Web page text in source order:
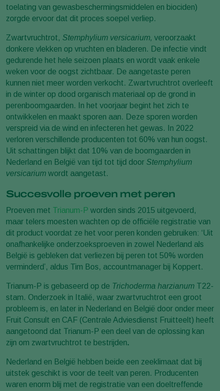
toelating van gewasbeschermingsmiddelen en biociden)
zorgde ervoor dat dit proces soepel verliep.
Zwartvruchtrot, Stemphylium versicarium, veroorzaakt
donkere vlekken op vruchten en bladeren. De infectie vindt
gedurende het hele seizoen plaats en wordt vaak enkele
weken voor de oogst zichtbaar. De aangetaste peren
kunnen niet meer worden verkocht. Zwartvruchtrot overleeft
in de winter op dood organisch materiaal op de grond in
perenboomgaarden. In het voorjaar begint het zich te
ontwikkelen en maakt sporen aan. Deze sporen worden
verspreid via de wind en infecteren het gewas. In 2022
verloren verschillende producenten tot 60% van hun oogst.
Uit schattingen blijkt dat 10% van de boomgaarden in
Nederland en België van tijd tot tijd door Stemphylium
versicarium wordt aangetast.
Succesvolle proeven met peren
Proeven met Trianum-P worden sinds 2015 uitgevoerd,
maar telers moesten wachten op de officiële registratie van
dit product voordat ze het voor peren konden gebruiken: ‘Uit
onafhankelijke onderzoeksproeven in zowel Nederland als
België is gebleken dat verliezen bij peren tot 50% worden
verminderd’, aldus Tim Bos, accountmanager bij Koppert.
Trianum-P is gebaseerd op de Trichoderma harzianum T22-
stam. Onderzoek in Italië, waar zwartvruchtrot een groot
probleem is, en later in Nederland en België door onder meer
Fruit Consult en CAF (Centrale Adviesdienst Fruitteelt) heeft
aangetoond dat Trianum-P een deel van de oplossing kan
zijn om zwartvruchtrot te bestrijden.
Nederland en België hebben beide een zeeklimaat dat bij
uitstek geschikt is voor de teelt van peren. Producenten
waren enorm blij met de registratie van een doeltreffende